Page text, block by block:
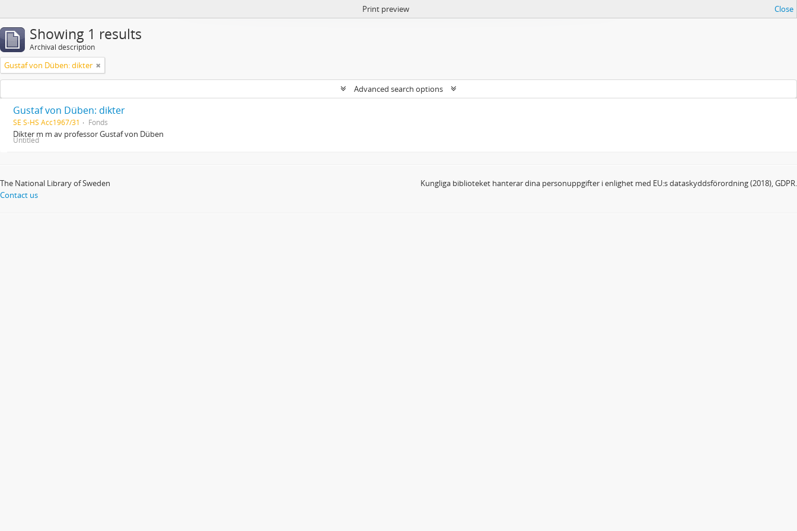
Print preview Close
Showing 1 results
Archival description
Gustaf von Düben: dikter
Advanced search options
Gustaf von Düben: dikter
SE S-HS Acc1967/31 Fonds
Dikter m m av professor Gustaf von Düben
Untitled
The National Library of Sweden
Contact us
Kungliga biblioteket hanterar dina personuppgifter i enlighet med EU:s dataskyddsförordning (2018), GDPR.